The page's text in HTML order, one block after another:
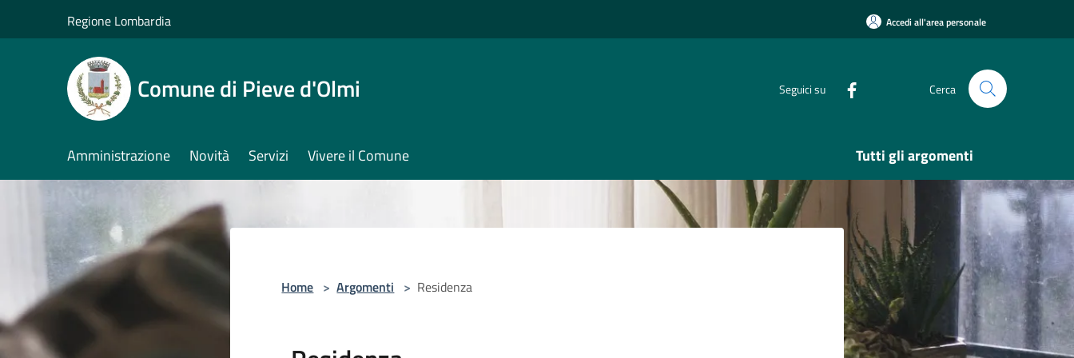
Regione Lombardia Accedi all'area personale
Comune di Pieve d'Olmi Seguici su Cerca
Amministrazione Novità Servizi Vivere il Comune Tutti gli argomenti
Home > Argomenti > Residenza